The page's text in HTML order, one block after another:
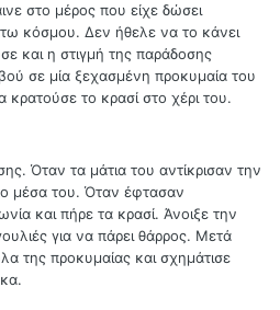
στο μέρος που είχε δώσει
κόσμου. Δεν ήθελε να το κάνει
και η στιγμή της παράδοσης
σε μία ξεχασμένη προκυμαία του
το κρασί στο χέρι του.
Όταν τα μάτια του αντίκρισαν την
μέσα του. Όταν έφτασαν
και πήρε τα κρασί. Άνοιξε την
για να πάρει θάρρος. Μετά
της προκυμαίας και σχημάτισε